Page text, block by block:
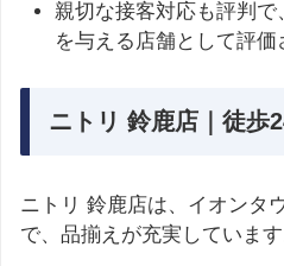
親切な接客対応も評判
を与える店舗として評価
ニトリ 鈴鹿店｜徒歩
ニトリ 鈴鹿店は、イオンタ
で、品揃えが充実しています